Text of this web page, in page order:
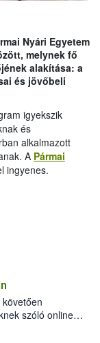
Nyári Egyetem
melynek fő
alakítása: a
és jövőbeli
igyekszik
és
alkalmazott
A Pármai
ingyenes.
szóló online